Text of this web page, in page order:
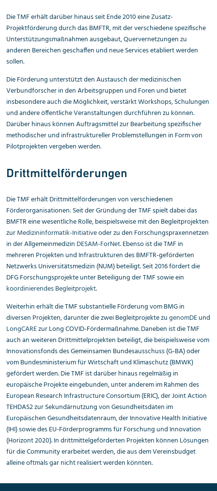
Die TMF erhält darüber hinaus seit Ende 2010 eine Zusatz-
Projektförderung durch das BMFTR, mit der verschiedene spezifische
Unterstützungsmaßnahmen ausgebaut, Quervernetzungen zu
anderen Bereichen geschaffen und neue Services etabliert werden
sollen.
Die Förderung unterstützt den Austausch der medi­zinischen
Verbundforscher in den Arbeitsgruppen und Foren und bietet
insbesondere auch die Möglichkeit, verstärkt Workshops, Schulungen
und andere öffentliche Veranstaltungen durchführen zu können.
Darüber hinaus können Auftragsmittel zur Bearbeitung spezifischer
methodischer und infrastruktureller Problemstellungen in Form von
Pilotprojekten vergeben werden.
Drittmittelförderungen
Die TMF erhält Drittmittelförderungen von verschiedenen
Förderorganisationen: Seit der Gründung der TMF spielt dabei das
BMFTR eine wesentliche Rolle, beispielsweise mit den Begleitprojekten
zurMedizininformatik-Initiativeoder zu den Forschungspraxennetzen
in der Allgemeinmedizin DESAM-ForNet. Ebenso ist die TMF in
mehreren Projekten und Infrastrukturen des BMFTR-geförderten
Netzwerks Universitätsmedizin (NUM) beteiligt. Seit 2016 fördert die
DFG Forschungsprojekte unter Beteiligung der TMF sowie ein
koordinierendes Begleitprojekt.
Weiterhin erhält die TMF substantielle Förderung vom BMG in
diversen Projekten, darunter die zwei Begleitprojekte zugenomDEund
LongCAREzur Long COVID-Fördermaßnahme. Daneben ist die TMF
auch an weiteren Drittmittelprojekten beteiligt, die beispielsweise vom
Innovationsfonds des Gemeinsamen Bundesausschuss (G-BA) oder
vom Bundesministerium für Wirtschaft und Klimaschutz (BMWK)
gefördert werden. Die TMF ist darüber hinaus regelmäßig in
europäische Projekte eingebunden, unter anderem im Rahmen des
European Research Infrastructure Consortium (ERIC), der Joint Action
TEHDAS2 zur Sekundärnutzung von Gesundheitsdaten im
Europäischen Gesundheitsdatenraum, der Innovative Health Initiative
(IHI) sowie des EU-Förderprogramms für Forschung und Innovation
(Horizont 2020). In drittmittelgeförderten Projekten können Lösungen
für die Community erarbeitet werden, die aus dem Vereinsbudget
alleine oftmals gar nicht realisiert werden könnten.